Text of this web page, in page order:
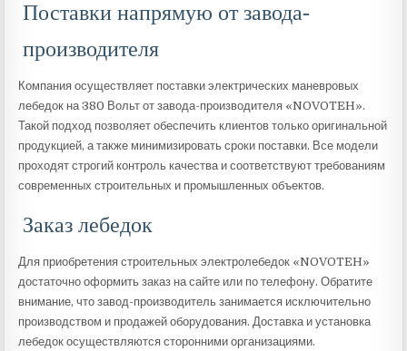
Поставки напрямую от завода-
производителя
Компания осуществляет поставки электрических маневровых
лебедок на 380 Вольт от завода-производителя «NOVOTEH».
Такой подход позволяет обеспечить клиентов только оригинальной
продукцией, а также минимизировать сроки поставки. Все модели
проходят строгий контроль качества и соответствуют требованиям
современных строительных и промышленных объектов.
Заказ лебедок
Для приобретения строительных электролебедок «NOVOTEH»
достаточно оформить заказ на сайте или по телефону. Обратите
внимание, что завод-производитель занимается исключительно
производством и продажей оборудования. Доставка и установка
лебедок осуществляются сторонними организациями.